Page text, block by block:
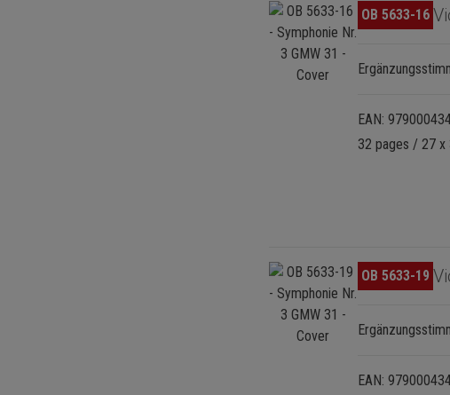
Omitir galería de imágenes
OB 5633-16
EAN:
32 pages / 27
Omitir galería de imágenes
OB 5633-19
EAN: